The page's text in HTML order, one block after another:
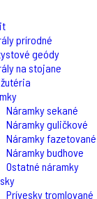
prírodné
geódy
na stojane
Náramky sekané
Náramky guličkové
Náramky fazetované
Náramky budhove
Ostatné náramky
Prívesky tromlované